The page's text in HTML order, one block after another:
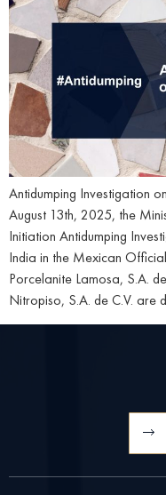
Antidumping Investigation
August 13th, 2025, the
Initiation Antidumping
India in the Mexican
Porcelanite Lamosa, S.A.
Nitropiso, S.A. de C.V. are